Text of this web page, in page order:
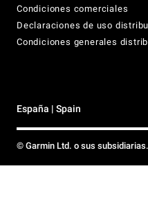
Condiciones comerciales
Declaraciones de uso
Condiciones generales
España | Spain
© Garmin Ltd. o sus